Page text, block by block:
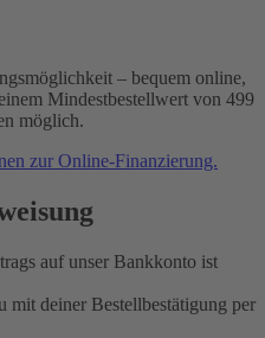
– bequem online,
Mindestbestellwert von 499
möglich.
zur Online-Finanzierung.
auf unser Bankkonto ist
mit deiner Bestellbestätigung per